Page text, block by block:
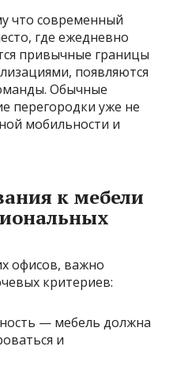
что современный
где ежедневно
привычные границы
появляются
Обычные
перегородки уже не
мобильности и
к мебели
офисов, важно
критериев:
— мебель должна
и